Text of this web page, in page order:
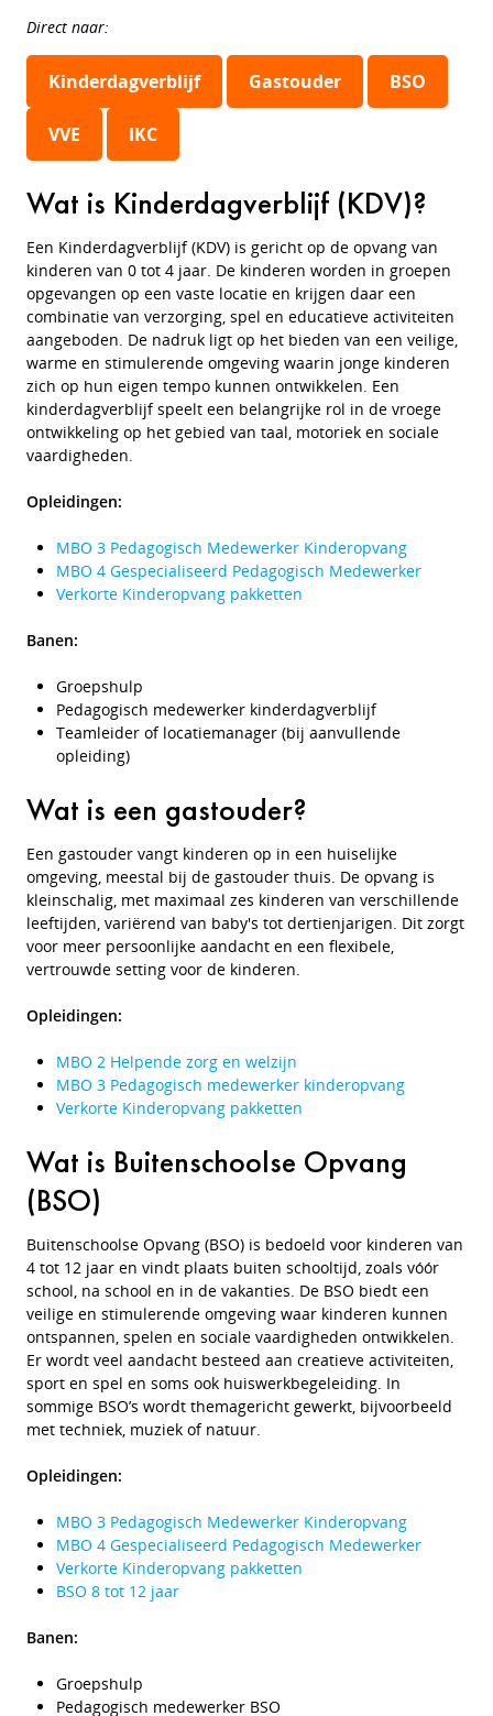
Direct naar:
Kinderdagverblijf Gastouder BSO
VVE IKC
Wat is Kinderdagverblijf (KDV)?
Een Kinderdagverblijf (KDV) is gericht op de opvang van
kinderen van 0 tot 4 jaar. De kinderen worden in groepen
opgevangen op een vaste locatie en krijgen daar een
combinatie van verzorging, spel en educatieve activiteiten
aangeboden. De nadruk ligt op het bieden van een veilige,
warme en stimulerende omgeving waarin jonge kinderen
zich op hun eigen tempo kunnen ontwikkelen. Een
kinderdagverblijf speelt een belangrijke rol in de vroege
ontwikkeling op het gebied van taal, motoriek en sociale
vaardigheden.
Opleidingen:
MBO 3 Pedagogisch Medewerker Kinderopvang
MBO 4 Gespecialiseerd Pedagogisch Medewerker
Verkorte Kinderopvang pakketten
Banen:
Groepshulp
Pedagogisch medewerker kinderdagverblijf
Teamleider of locatiemanager (bij aanvullende
opleiding)
Wat is een gastouder?
Een gastouder vangt kinderen op in een huiselijke
omgeving, meestal bij de gastouder thuis. De opvang is
kleinschalig, met maximaal zes kinderen van verschillende
leeftijden, variërend van baby's tot dertienjarigen. Dit zorgt
voor meer persoonlijke aandacht en een flexibele,
vertrouwde setting voor de kinderen.
Opleidingen:
MBO 2 Helpende zorg en welzijn
MBO 3 Pedagogisch medewerker kinderopvang
Verkorte Kinderopvang pakketten
Wat is Buitenschoolse Opvang
(BSO)
Buitenschoolse Opvang (BSO) is bedoeld voor kinderen van
4 tot 12 jaar en vindt plaats buiten schooltijd, zoals vóór
school, na school en in de vakanties. De BSO biedt een
veilige en stimulerende omgeving waar kinderen kunnen
ontspannen, spelen en sociale vaardigheden ontwikkelen.
Er wordt veel aandacht besteed aan creatieve activiteiten,
sport en spel en soms ook huiswerkbegeleiding. In
sommige BSO’s wordt themagericht gewerkt, bijvoorbeeld
met techniek, muziek of natuur.
Opleidingen:
MBO 3 Pedagogisch Medewerker Kinderopvang
MBO 4 Gespecialiseerd Pedagogisch Medewerker
Verkorte Kinderopvang pakketten
BSO 8 tot 12 jaar
Banen:
Groepshulp
Pedagogisch medewerker BSO